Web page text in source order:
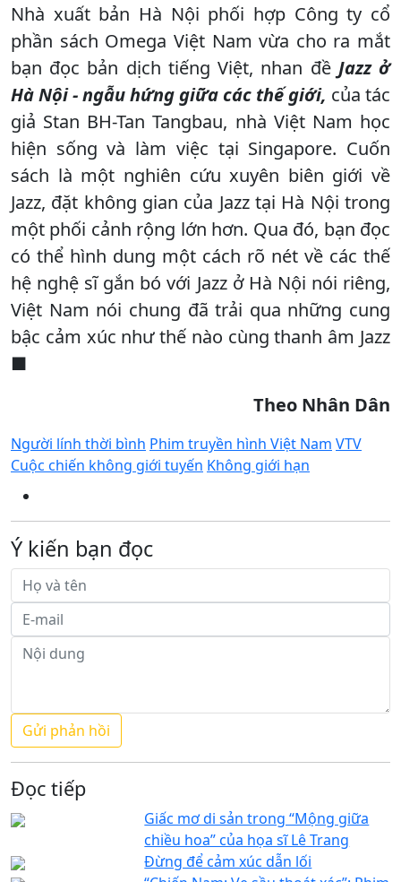
Nhà xuất bản Hà Nội phối hợp Công ty cổ
phần sách Omega Việt Nam vừa cho ra mắt
bạn đọc bản dịch tiếng Việt, nhan đề Jazz ở
Hà Nội - ngẫu hứng giữa các thế giới, của tác
giả Stan BH-Tan Tangbau, nhà Việt Nam học
hiện sống và làm việc tại Singapore. Cuốn
sách là một nghiên cứu xuyên biên giới về
Jazz, đặt không gian của Jazz tại Hà Nội trong
một phối cảnh rộng lớn hơn. Qua đó, bạn đọc
có thể hình dung một cách rõ nét về các thế
hệ nghệ sĩ gắn bó với Jazz ở Hà Nội nói riêng,
Việt Nam nói chung đã trải qua những cung
bậc cảm xúc như thế nào cùng thanh âm Jazz
■
Theo Nhân Dân
Người lính thời bình Phim truyền hình Việt Nam VTV
Cuộc chiến không giới tuyến Không giới hạn
Ý kiến bạn đọc
Đọc tiếp
Giấc mơ di sản trong “Mộng giữa
chiều hoa” của họa sĩ Lê Trang
Đừng để cảm xúc dẫn lối